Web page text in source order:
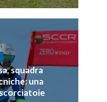
squadra
una